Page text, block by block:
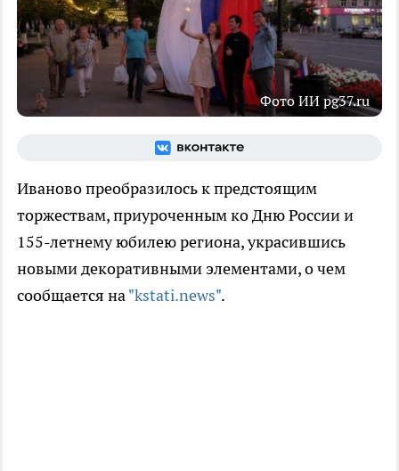
Фото ИИ pg37.ru
Иваново преобразилось к предстоящим
торжествам, приуроченным ко Дню России и
155-летнему юбилею региона, украсившись
новыми декоративными элементами, о чем
сообщается на"kstati.news".